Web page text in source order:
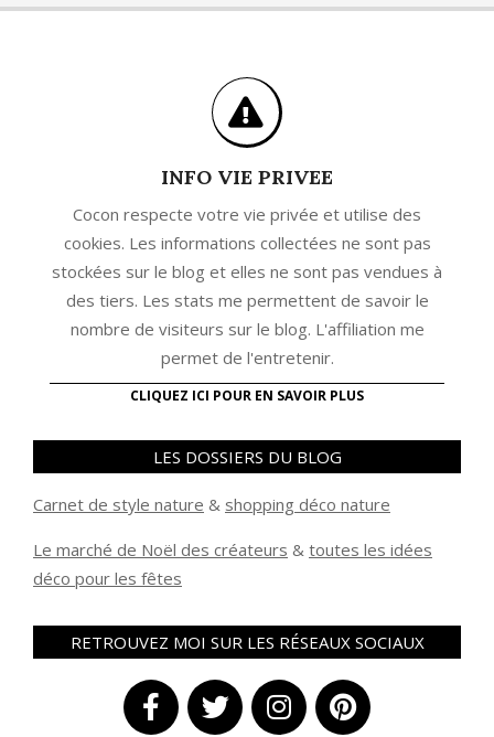
INFO VIE PRIVEE
Cocon respecte votre vie privée et utilise des
cookies. Les informations collectées ne sont pas
stockées sur le blog et elles ne sont pas vendues à
des tiers. Les stats me permettent de savoir le
nombre de visiteurs sur le blog. L'affiliation me
permet de l'entretenir.
CLIQUEZ ICI POUR EN SAVOIR PLUS
LES DOSSIERS DU BLOG
Carnet de style nature & shopping déco nature
Le marché de Noël des créateurs & toutes les idées
déco pour les fêtes
RETROUVEZ MOI SUR LES RÉSEAUX SOCIAUX